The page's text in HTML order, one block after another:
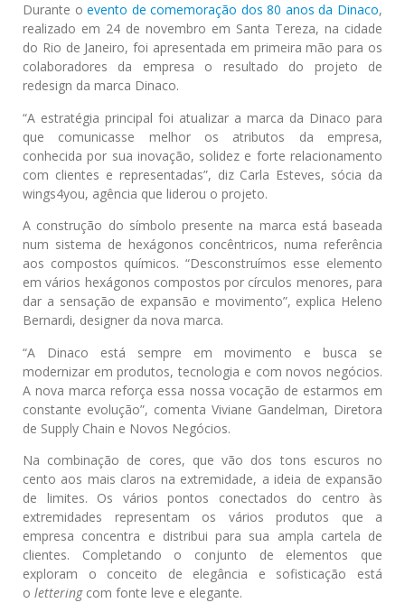
Durante oevento de comemoração dos 80 anos da Dinaco,
realizado em 24 de novembro em Santa Tereza, na cidade
do Rio de Janeiro, foi apresentada em primeira mão para os
colaboradores da empresa o resultado do projeto de
redesign da marca Dinaco.
“A estratégia principal foi atualizar a marca da Dinaco para
que comunicasse melhor os atributos da empresa,
conhecida por sua inovação, solidez e forte relacionamento
com clientes e representadas”, diz Carla Esteves, sócia da
wings4you, agência que liderou o projeto.
A construção do símbolo presente na marca está baseada
num sistema de hexágonos concêntricos, numa referência
aos compostos químicos. “Desconstruímos esse elemento
em vários hexágonos compostos por círculos menores, para
dar a sensação de expansão e movimento”, explica Heleno
Bernardi, designer da nova marca.
“A Dinaco está sempre em movimento e busca se
modernizar em produtos, tecnologia e com novos negócios.
A nova marca reforça essa nossa vocação de estarmos em
constante evolução”, comenta Viviane Gandelman, Diretora
de Supply Chain e Novos Negócios.
Na combinação de cores, que vão dos tons escuros no
cento aos mais claros na extremidade, a ideia de expansão
de limites. Os vários pontos conectados do centro às
extremidades representam os vários produtos que a
empresa concentra e distribui para sua ampla cartela de
clientes. Completando o conjunto de elementos que
exploram o conceito de elegância e sofisticação está
o letteringcom fonte leve e elegante.